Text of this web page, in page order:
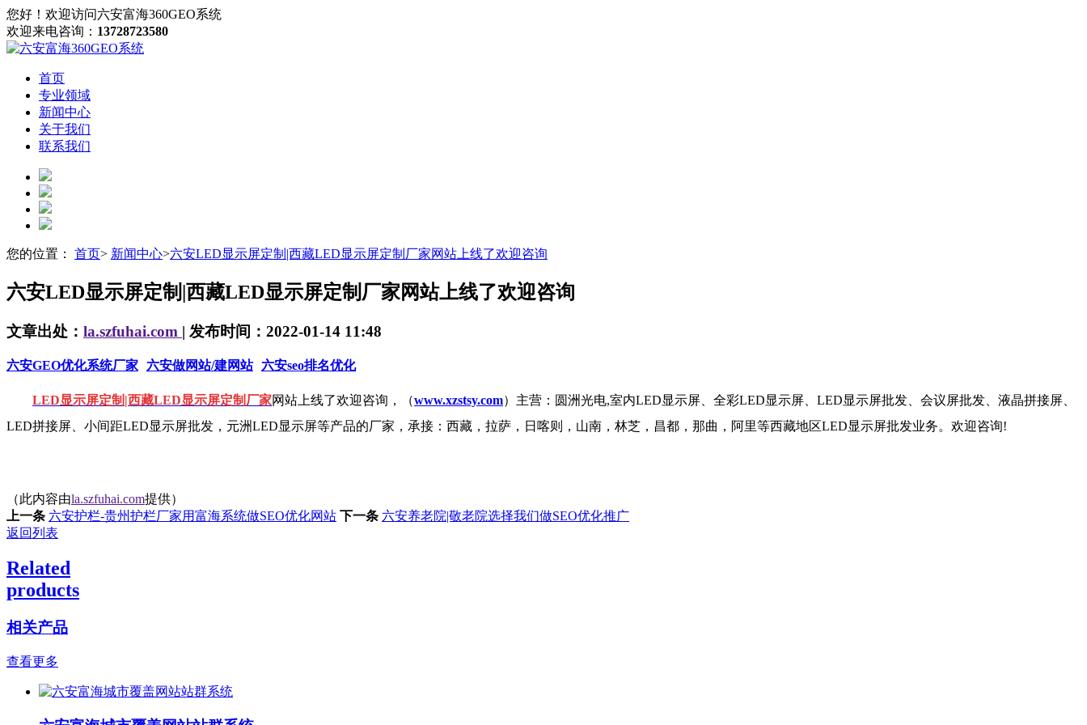
您好！欢迎访问六安富海360GEO系统
欢迎来电咨询： 13728723580
首页
专业领域
新闻中心
关于我们
联系我们
您的位置： 首页> 新闻中心>六安LED显示屏定制|西藏LED显示屏定制厂家网站上线了欢迎咨询
六安LED显示屏定制|西藏LED显示屏定制厂家网站上线了欢迎咨询
文章出处： la.szfuhai.com | 发布时间：2022-01-14 11:48
六安GEO优化系统厂家 六安做网站/建网站 六安seo排名优化
LED显示屏定制|西藏LED显示屏定制厂家网站上线了欢迎咨询，（www.xzstsy.com）主营：圆洲光电,室内LED显示屏、全彩LED显示屏、LED显示屏批发、会议屏批发、液晶拼接屏、
LED拼接屏、小间距LED显示屏批发，元洲LED显示屏等产品的厂家，承接：西藏，拉萨，日喀则，山南，林芝，昌都，那曲，阿里等西藏地区LED显示屏批发业务。 欢迎咨询!
（此内容由la.szfuhai.com提供）
上一条 六安护栏-贵州护栏厂家用富海系统做SEO优化网站 下一条 六安养老院|敬老院选择我们做SEO优化推广
返回列表
Related
products
相关产品
查看更多